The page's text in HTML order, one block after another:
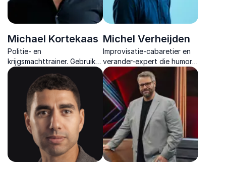
Michael Kortekaas
Politie- en
krijgsmachttrainer. Gebruikt
ervaring uit politie en
defensie in lezingen over
energiemanagement om
high performance uit je
organisatie te halen.
Michel Verheijden
Improvisatie-cabaretier en
verander-expert die humor
en inzicht samenbrengt
voor moeiteloze
verandering.